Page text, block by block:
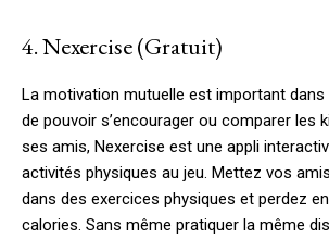
4. Nexercise (Gratuit)
La motivation mutuelle est important
de pouvoir s’encourager ou comparer les
ses amis, Nexercise est une appli
activités physiques au jeu. Mettez vos
dans des exercices physiques et perdez
calories. Sans même pratiquer la même